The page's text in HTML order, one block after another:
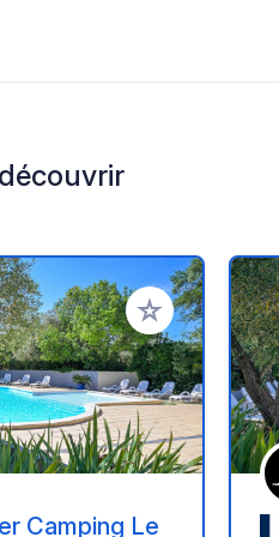
Ajouter à vos
Camping Le